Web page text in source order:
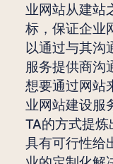
业网站从建站
标，保证企业
以通过与其沟
服务提供商沟
想要通过网站
业网站建设服
TA的方式提
具有可行性给